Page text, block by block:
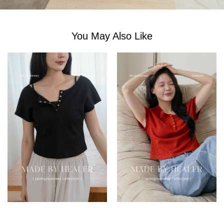
You May Also Like